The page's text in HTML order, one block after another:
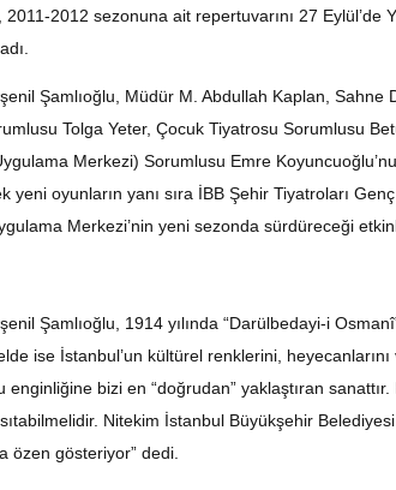
2012 sezonuna ait repertuvarını 27 Eylül’de
Şamlıoğlu, Müdür M. Abdullah Kaplan, Sahne
Tolga Yeter, Çocuk Tiyatrosu Sorumlusu
Merkezi) Sorumlusu Emre
yeni oyunların yanı sıra İBB Şehir Tiyatroları
Merkezi’nin yeni sezonda sürdüreceği
Şamlıoğlu, 1914 yılında “Darülbedayi-i
ise İstanbul’un kültürel renklerini,
enginliğine bizi en “doğrudan” yaklaştıran
Nitekim İstanbul Büyükşehir Belediyesi
özen gösteriyor” dedi.
Haftanın Sinevizyonu